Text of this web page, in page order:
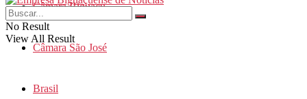
Câmara Biguaçu
Câmara São José
Brasil
No Result
View All Result